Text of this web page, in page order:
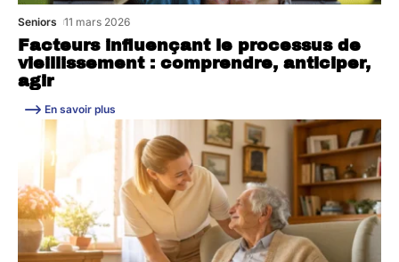
Facteurs influençant le processus de
vieillissement : comprendre, anticiper,
agir
Seniors 11 mars 2026
En savoir plus